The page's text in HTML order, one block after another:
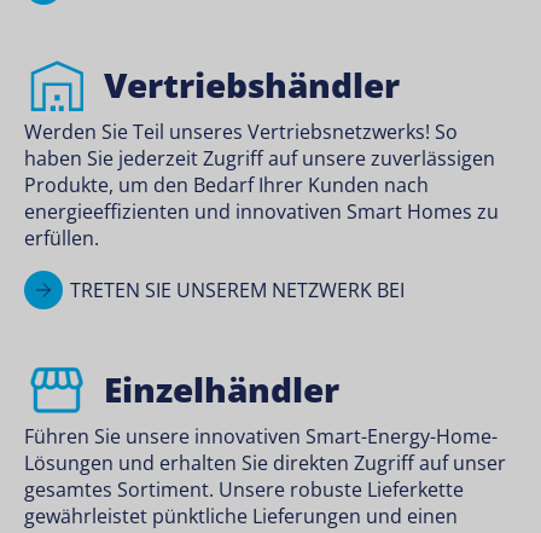
Vertriebshändler
Werden Sie Teil unseres Vertriebsnetzwerks! So
haben Sie jederzeit Zugriff auf unsere zuverlässigen
Produkte, um den Bedarf Ihrer Kunden nach
energieeffizienten und innovativen Smart Homes zu
erfüllen.
TRETEN SIE UNSEREM NETZWERK BEI
Einzelhändler
Führen Sie unsere innovativen Smart-Energy-Home-
Lösungen und erhalten Sie direkten Zugriff auf unser
gesamtes Sortiment. Unsere robuste Lieferkette
gewährleistet pünktliche Lieferungen und einen